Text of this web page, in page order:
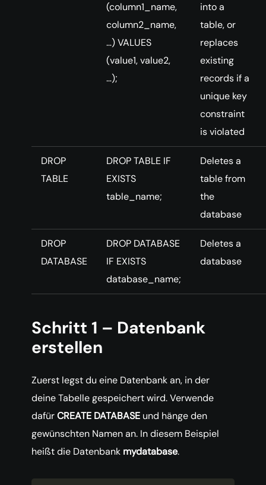
(column1_name,
column2_name,
…) VALUES
(value1, value2,
…);
into a
table, or
replaces
existing
records if a
unique key
constraint
is violated
DROP
TABLE
DROP TABLE IF
EXISTS
table_name;
Deletes a
table from
the
database
DROP
DATABASE
DROP DATABASE
IF EXISTS
database_name;
Deletes a
database
Schritt 1 – Datenbank
erstellen
Zuerst legst du eine Datenbank an, in der
deine Tabelle gespeichert wird. Verwende
dafürCREATE DATABASE und hänge den
gewünschten Namen an. In diesem Beispiel
heißt die Datenbank mydatabase.